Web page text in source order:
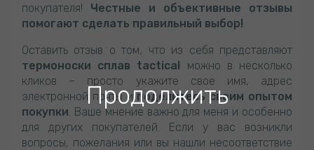
покупателя! Честные и объективные отзывы
помогают сделать правильный выбор!
Оставить отзыв о том, что из себя представляют
термоноски сплав tactical можно в несколько
кликов – просто укажите свое имя, адрес
электронной почты иподелитесь своим опытом
покупки. Ваше мнение важно для меня и особенно
для других покупателей. Если у вас возникли
вопросы, пожелания или вы нашли несоответствие
Продолжить